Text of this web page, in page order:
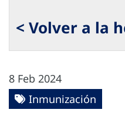
< Volver a la
8 Feb 2024
Inmunización